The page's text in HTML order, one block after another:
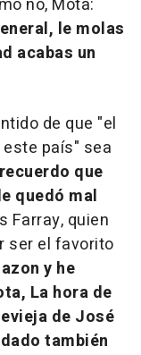
no, Mota:
le molas
acabas un
de que "el
país" sea
que
quedó mal
Farray, quien
ser el favorito
y he
La hora de
de José
también